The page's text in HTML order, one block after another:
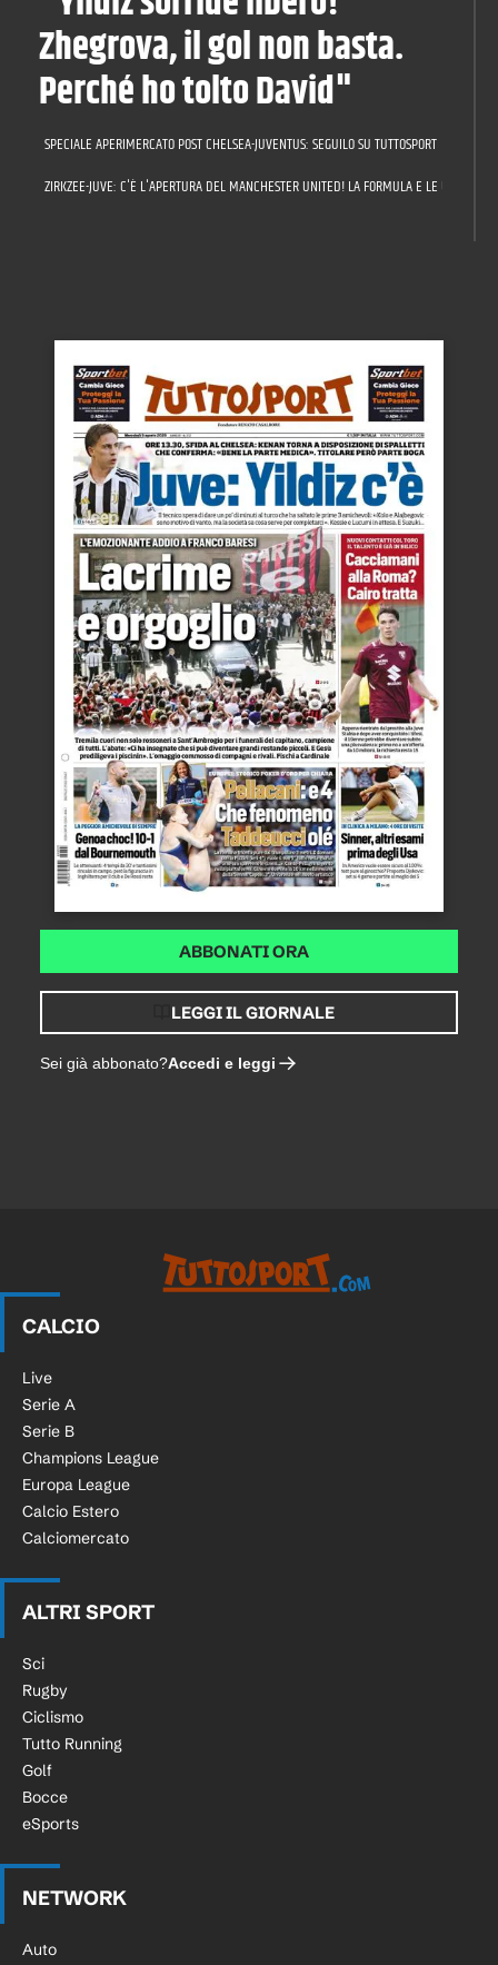
Zhegrova, il gol non basta.
Perché ho tolto David"
SPECIALE APERIMERCATO POST CHELSEA-JUVENTUS: SEGUILO SU TUTTOSPORT
ZIRKZEE-JUVE: C'È L'APERTURA DEL MANCHESTER UNITED! LA FORMULA E LE ULTIME
ABBONATI ORA
LEGGI IL GIORNALE
Sei già abbonato?Accedi e leggi
CALCIO
Live
Serie A
Serie B
Champions League
Europa League
Calcio Estero
Calciomercato
ALTRI SPORT
Sci
Rugby
Ciclismo
Tutto Running
Golf
Bocce
eSports
NETWORK
Auto